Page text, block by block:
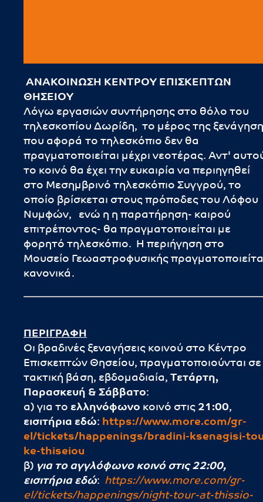
ΑΝΑΚΟΙΝΩΣΗ ΚΕΝΤΡΟΥ ΕΠΙΣΚΕΠΤΩΝ
ΘΗΣΕΙΟΥ
Λόγω εργασιών συντήρησης στο θόλο του
τηλεσκοπίου Δωρίδη, το μέρος της
που αφορά το τηλεσκόπιο δεν θα
πραγματοποιείται μέχρι νεοτέρας. Αντ'
το κοινό θα έχει την ευκαιρία να περιηγηθεί
στο Μεσημβρινό τηλεσκόπιο Συγγρού, το
οποίο βρίσκεται στους πρόποδες του Λόφου
Νυμφών, ενώ η η παρατήρηση- καιρού
επιτρέποντος- θα πραγματοποιείται με
φορητό τηλεσκόπιο. Η περιήγηση στο
Μουσείο Γεωαστροφυσικής
κανονικά.
ΠΕΡΙΓΡΑΦΗ
Οι βραδινές ξεναγήσεις κοινού στο Κέντρο
Επισκεπτών Θησείου, πραγματοποιούνται σε
τακτική βάση, εβδομαδιαία, Τετάρτη,
Παρασκευή & Σάββατο:
α) για το ελληνόφωνο κοινό στις 21:00,
εισιτήρια εδώ: https://www.more.com/gr-
el/tickets/happenings/bradini-ksenagisi-
ke-thiseiou
β) για το αγγλόφωνο κοινό στις 22:00,
εισιτήρια εδώ: https://www.more.com/gr-
el/tickets/happenings/night-tour-at-thissio-